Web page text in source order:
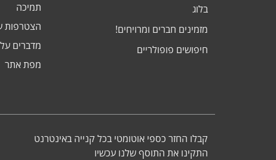
בלוג
מזמינים חברים ומרויחים!
חיפושים פופולריים
תמיכה
הצטרפות
מדברים
מפת אתר
קבלו החזר כספי אוטומטי בכל קנייה באינטרנט
התקינו את התוסף שלנו עכשיו